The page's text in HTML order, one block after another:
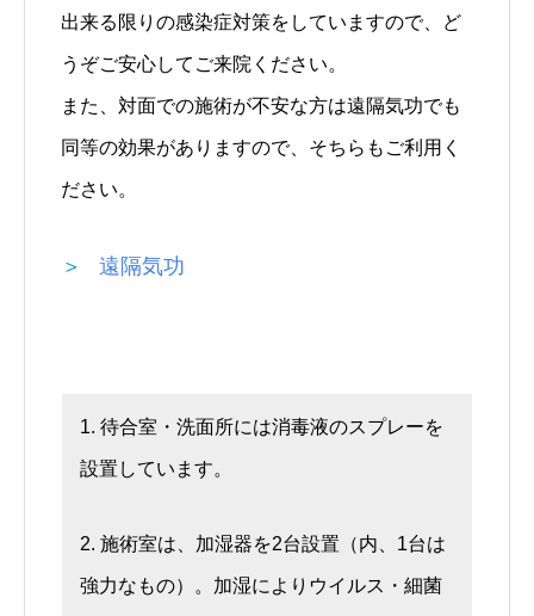
出来る限りの感染症対策をしていますので、ど
うぞご安心してご来院ください。
また、対面での施術が不安な方は遠隔気功でも
同等の効果がありますので、そちらもご利用く
ださい。
＞ 遠隔気功
1. 待合室・洗面所には消毒液のスプレーを
設置しています。
2. 施術室は、加湿器を2台設置（内、1台は
強力なもの）。加湿によりウイルス・細菌